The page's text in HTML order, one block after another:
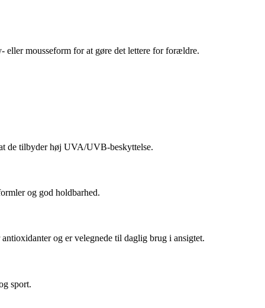
eller mousseform for at gøre det lettere for forældre.
de tilbyder høj UVA/UVB-beskyttelse.
og god holdbarhed.
og er velegnede til daglig brug i ansigtet.
sport.